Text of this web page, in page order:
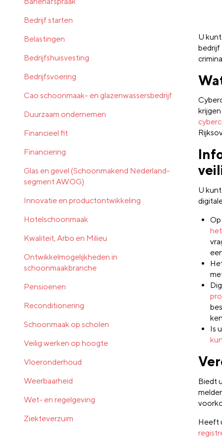
U
bedrijf
U
Is
Biedt
Heeft
Bedrijf starten
Belastingen
Bedrijfshuisvesting
Bedrijfsvoering
Cao schoonmaak- en glazenwassersbedrijf
Duurzaam ondernemen
Financieel fit
Financiering
Glas en gevel (Schoonmakend Nederland-
segment AWOG)
Innovatie en productontwikkeling
Hotelschoonmaak
Kwaliteit, Arbo en Milieu
Ontwikkelmogelijkheden in
schoonmaakbranche
Pensioenen
Reconditionering
Schoonmaak op scholen
Veilig werken op hoogte
Vloeronderhoud
Weerbaarheid
Wet- en regelgeving
Ziekteverzuim